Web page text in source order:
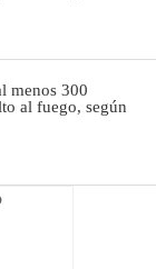
menos 300
al fuego, según